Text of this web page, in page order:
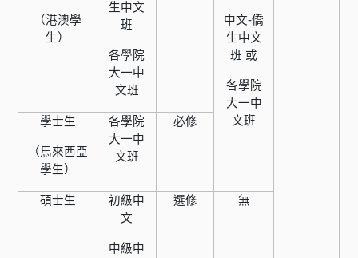
（港澳學
生）
生中文
班
各學院
大一中
文班
中文-僑
生中文
班 或
各學院
大一中
文班
學士生
（馬來西亞
學生）
各學院
大一中
文班
必修
碩士生
初級中
文
中級中
選修 無